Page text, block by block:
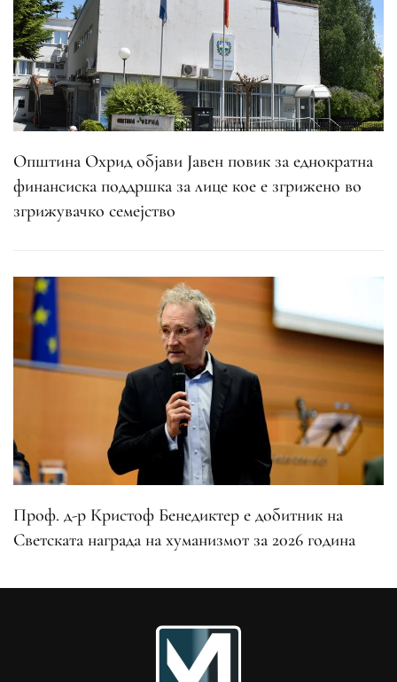
Општина Охрид објави Јавен повик за еднократна
финансиска поддршка за лице кое е згрижено во
згрижувачко семејство
Проф. д-р Кристоф Бенедиктер е добитник на
Светската награда на хуманизмот за 2026 година